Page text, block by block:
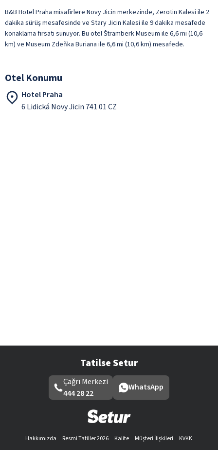
B&B Hotel Praha misafirlere Novy Jicin merkezinde, Zerotin Kalesi ile 2
dakika sürüş mesafesinde ve Stary Jicin Kalesi ile 9 dakika mesafede
konaklama fırsatı sunuyor. Bu otel Štramberk Museum ile 6,6 mi (10,6
km) ve Museum Zdeňka Buriana ile 6,6 mi (10,6 km) mesafede.
Otel Konumu
Hotel Praha
6 Lidická Novy Jicin 741 01 CZ
Tatilse Setur
Çağrı Merkezi
444 28 22
WhatsApp
Hakkımızda Resmi Tatiller 2026 Kalite Müşteri İlişkileri
KVKK